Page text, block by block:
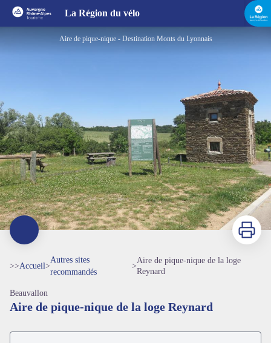
La Région du vélo
Aire de pique-nique - Destination Monts du Lyonnais
Imprimer
>>Accueil>
Autres sites
recommandés
>
Aire de pique-nique de la loge
Reynard
Beauvallon
Aire de pique-nique de la loge Reynard